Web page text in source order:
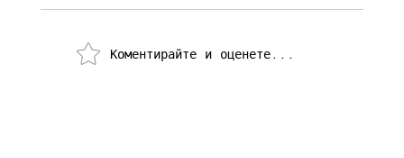
Коментирайте и оценете...